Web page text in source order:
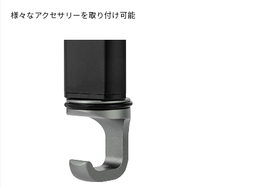
様々なアクセサリーを取り付け可能